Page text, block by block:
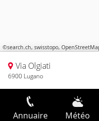
©search.ch, swisstopo,
Via Olgiati
6900 Lugano
Annuaire Météo